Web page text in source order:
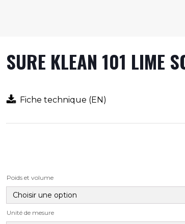
SURE KLEAN 101 LIME
Fiche technique (EN)
Poids et volume
Unité de mesure